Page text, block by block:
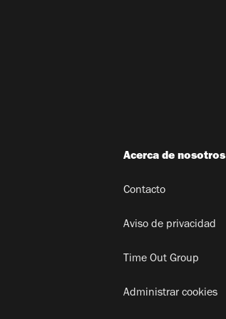
Acerca de nosotros
Contacto
Aviso de privacidad
Time Out Group
Administrar cookies